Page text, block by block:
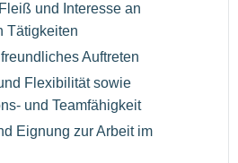
und Interesse an
Tätigkeiten
Auftreten
Flexibilität sowie
und Teamfähigkeit
Eignung zur Arbeit im